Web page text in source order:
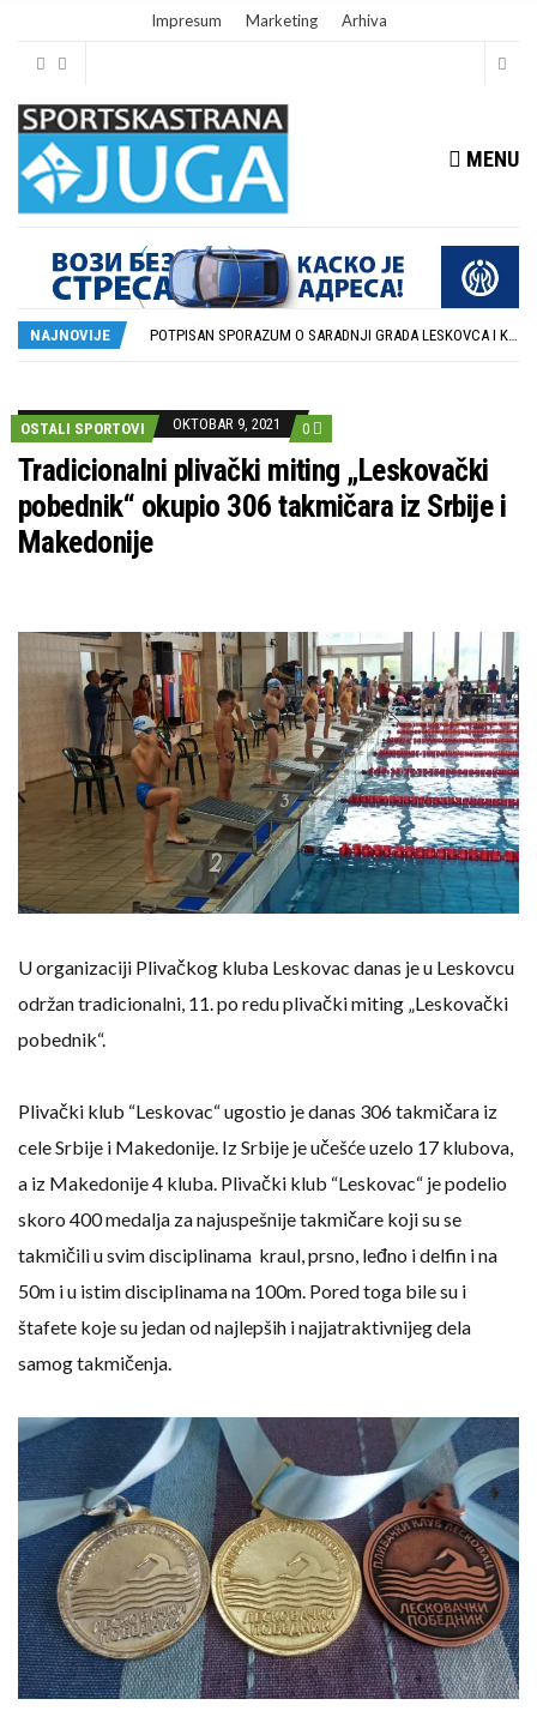
Impresum Marketing Arhiva
MENU
NAJNOVIJE
POTPISAN SPORAZUM O SARADNJI GRADA LESKOVCA I KOMPANIJE MILENIJUM TIM
U GFK DUBOČICA 1923 DANAS ZAVRŠENE REGISTRACIJE PRINOVA
OSTALI SPORTOVI
OKTOBAR 9, 2021 0
Tradicionalni plivački miting „Leskovački
pobednik“ okupio 306 takmičara iz Srbije i
Makedonije
U organizaciji Plivačkog kluba Leskovac danas je u Leskovcu
održan tradicionalni, 11. po redu plivački miting „Leskovački
pobednik“.
Plivački klub “Leskovac“ ugostio je danas 306 takmičara iz
cele Srbije i Makedonije. Iz Srbije je učešće uzelo 17 klubova,
a iz Makedonije 4 kluba. Plivački klub “Leskovac“ je podelio
skoro 400 medalja za najuspešnije takmičare koji su se
takmičili u svim disciplinama kraul, prsno, leđno i delfin i na
50m i u istim disciplinama na 100m. Pored toga bile su i
štafete koje su jedan od najlepših i najjatraktivnijeg dela
samog takmičenja.